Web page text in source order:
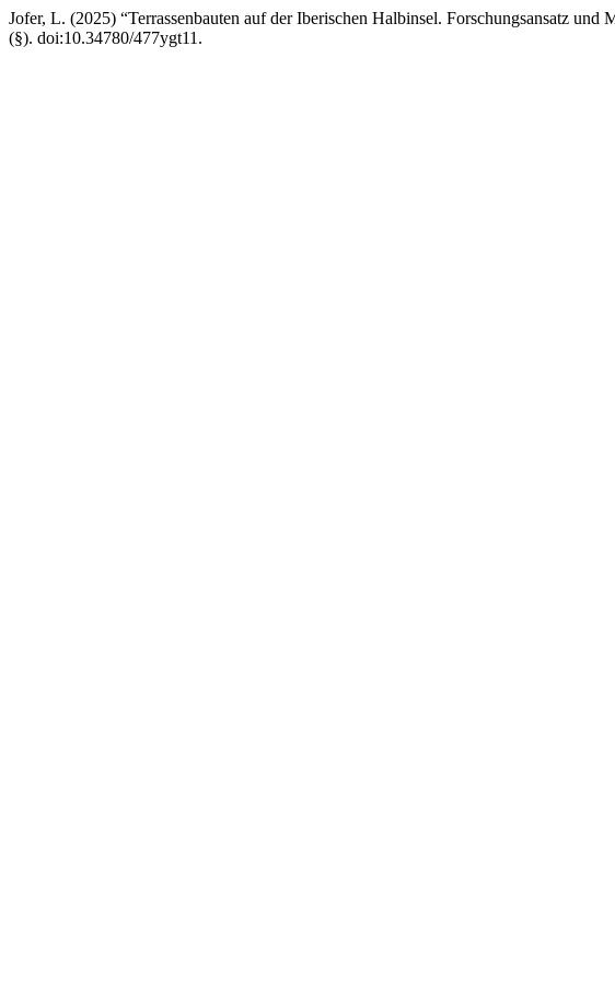
Jofer, L. (2025) “Terrassenbauten auf der Iberischen Halbinsel. Forschungsansatz
(§). doi:10.34780/477ygt11.